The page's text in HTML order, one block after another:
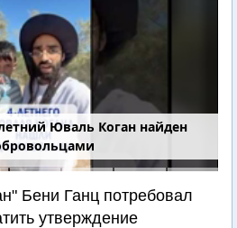
Юваль Коган найден
Бени Ганц потребовал
утверждение